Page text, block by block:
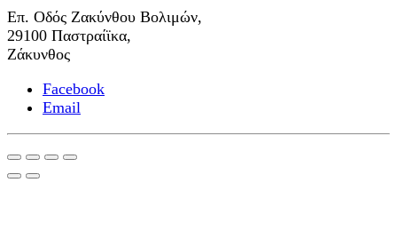
Επ. Οδός Ζακύνθου Βολιμών,
29100 Παστραίϊκα,
Ζάκυνθος
Facebook
Email